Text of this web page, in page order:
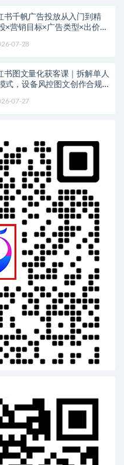
书千帆广告投放从入门到精
×营销目标×广告类型×出价定
07-28
书图文量化获客课｜拆解单人
式，设备风控图文创作合规
07-27